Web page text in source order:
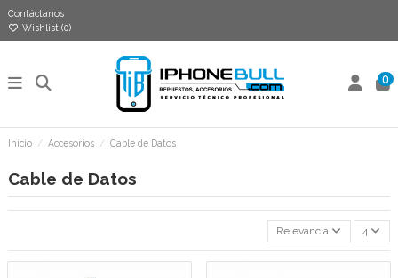
Contáctanos
Wishlist (0)
0
Inicio Accesorios Cable de Datos
Cable de Datos
Relevancia 4